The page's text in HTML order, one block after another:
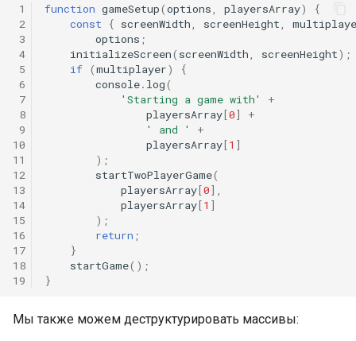
1
2
3
4
5
6
7
8
9
10
11
12
13
14
15
16
17
18
19
function gameSetup(options playersArray)
{
const
{ screenWidth screenHeight
options ;
initializeScreen( screenWidth screenHeight);
if (multiplayer)
{
console. log(
'Starting a game with'
+
playersArray[0]
+
' and '
+
playersArray[1 ]
);
startTwoPlayerGame(
playersArray[0],
playersArray[1 ]
);
return ;
}
startGame();
}
Мы также можем деструктурировать массивы: